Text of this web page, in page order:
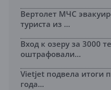
Вертолет МЧС
туриста из ...
Вход к озеру за 3000
оштрафовали...
Vietjet подвела итоги
года...